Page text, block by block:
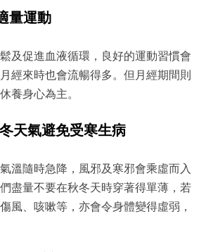
量運動
及促進血液循環，良好的運動習慣會
經來時也會流暢得多。但月經期間則
養身心為主。
天氣避免受寒生病
溫隨時急降，風邪及寒邪會乘虛而入
盡量不要在秋冬天時穿著得單薄，若
風、咳嗽等，亦會令身體變得虛弱，